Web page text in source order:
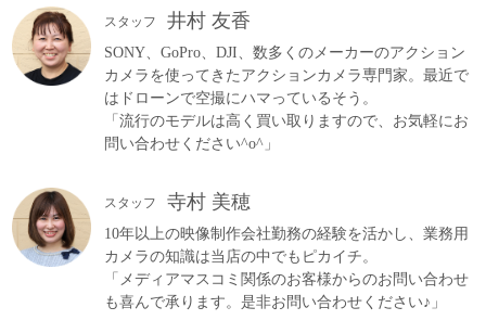
スタッフ 井村 友香
SONY、GoPro、DJI、数多くのメーカーのアクション
カメラを使ってきたアクションカメラ専門家。最近で
はドローンで空撮にハマっているそう。
「流行のモデルは高く買い取りますので、お気軽にお
問い合わせください^o^」
スタッフ 寺村 美穂
10年以上の映像制作会社勤務の経験を活かし、業務用
カメラの知識は当店の中でもピカイチ。
「メディアマスコミ関係のお客様からのお問い合わせ
も喜んで承ります。是非お問い合わせください♪」